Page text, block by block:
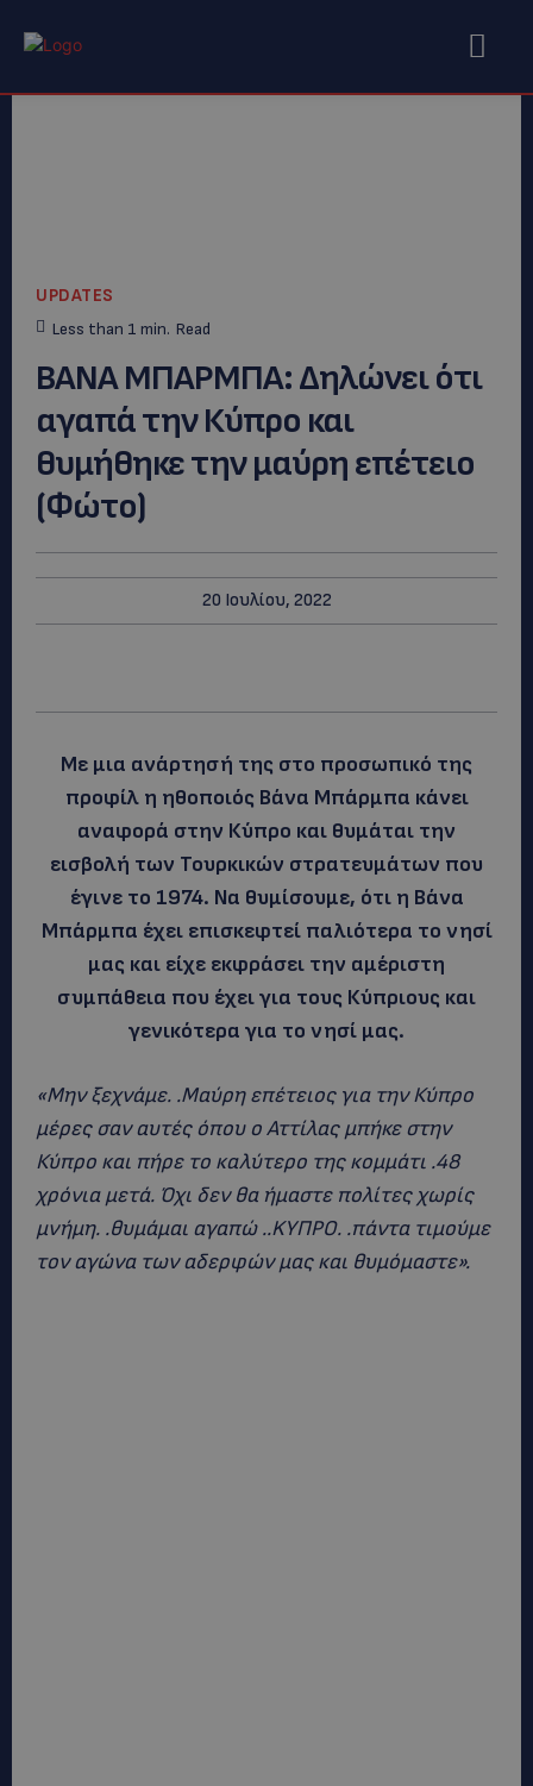
UPDATES
Less than 1 min. Read
ΒΑΝΑ ΜΠΑΡΜΠΑ: Δηλώνει ότι
αγαπά την Κύπρο και
θυμήθηκε την μαύρη επέτειο
(Φώτο)
20 Ιουλίου, 2022
Με μια ανάρτησή της στο προσωπικό της
προφίλ η ηθοποιός Βάνα Μπάρμπα κάνει
αναφορά στην Κύπρο και θυμάται την
εισβολή των Τουρκικών στρατευμάτων που
έγινε το 1974. Να θυμίσουμε, ότι η Βάνα
Μπάρμπα έχει επισκεφτεί παλιότερα το νησί
μας και είχε εκφράσει την αμέριστη
συμπάθεια που έχει για τους Κύπριους και
γενικότερα για το νησί μας.
«Μην ξεχνάμε. .Μαύρη επέτειος για την Κύπρο
μέρες σαν αυτές όπου ο Αττίλας μπήκε στην
Κύπρο και πήρε το καλύτερο της κομμάτι .48
χρόνια μετά. Όχι δεν θα ήμαστε πολίτες χωρίς
μνήμη. .θυμάμαι αγαπώ ..KΥΠΡΟ. .πάντα τιμούμε
τον αγώνα των αδερφών μας και θυμόμαστε».